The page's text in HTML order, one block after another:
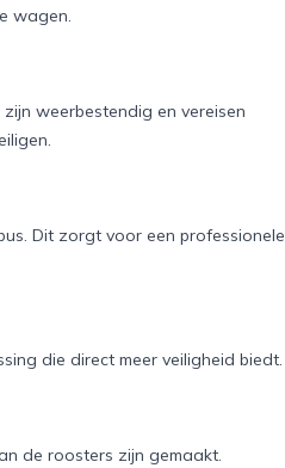
wagen.
weerbestendig en vereisen
Dit zorgt voor een professionele
die direct meer veiligheid biedt.
de roosters zijn gemaakt.